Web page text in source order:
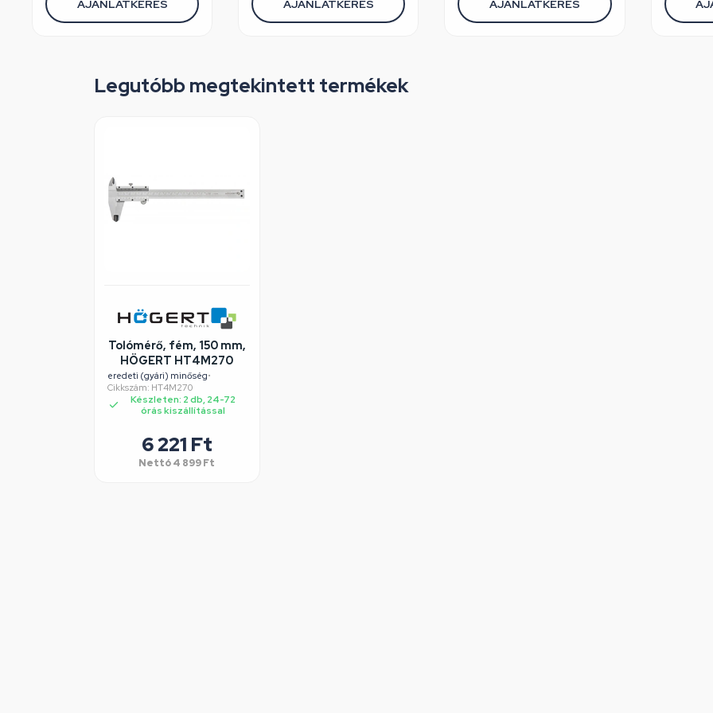
AJÁNLATKÉRÉS AJÁNLATKÉRÉS AJÁNLATKÉRÉS
Legutóbb megtekintett termékek
Tolómérő, fém, 150 mm,
HÖGERT HT4M270
eredeti (gyári) minőség•
Cikkszám: HT4M270
Készleten: 2 db, 24-72
órás kiszállítással
6 221 Ft
Nettó4 899 Ft